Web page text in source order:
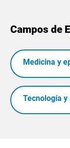
Campos de
Medicina y
Tecnología y